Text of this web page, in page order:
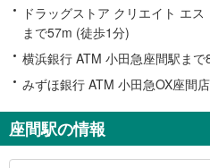
ドラッグストア クリエイト エ
まで57m (徒歩1分)
横浜銀行 ATM 小田急座間駅ま
みずほ銀行 ATM 小田急OX座間
座間駅の情報